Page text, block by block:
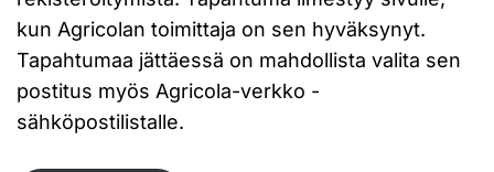
kun Agricolan toimittaja on sen hyväksynyt.
Tapahtumaa jättäessä on mahdollista valita sen
postitus myös Agricola-verkko -
sähköpostilistalle.